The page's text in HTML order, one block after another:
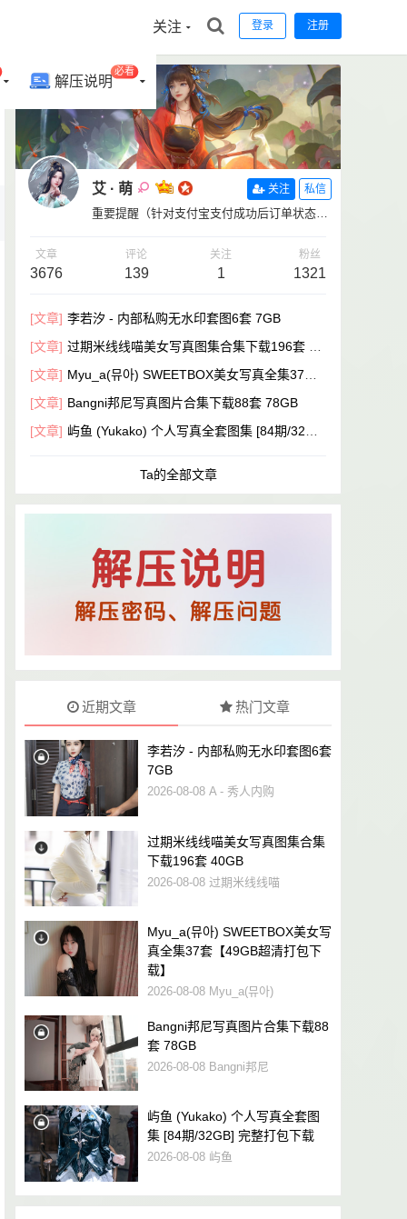
登录 注册
关注
解压说明
必看
艾 · 萌 关注 私信
重要提醒（针对支付宝支付成功后订单状态没
oeart.com/zhi-fu-bao-bu-dan/】
文章
3676
评论
139
关注
1
粉丝
1321
[文章] 李若汐 - 内部私购无水印套图6套 7GB
[文章] 过期米线线喵美女写真图集合集下载196套 40
GB
[文章] Myu_a(뮤아) SWEETBOX美女写真全集37套
【49GB超清打包下载】
[文章] Bangni邦尼写真图片合集下载88套 78GB
[文章] 屿鱼 (Yukako) 个人写真全套图集 [84期/32G
Ta的全部文章
近期文章 热门文章
李若汐 - 内部私购无水印套图6套
7GB
2026-08-08 A - 秀人内购
过期米线线喵美女写真图集合集
下载196套 40GB
2026-08-08 过期米线线喵
Myu_a(뮤아) SWEETBOX美女写
真全集37套【49GB超清打包下
载】
2026-08-08 Myu_a(뮤아)
Bangni邦尼写真图片合集下载88
套 78GB
2026-08-08 Bangni邦尼
屿鱼 (Yukako) 个人写真全套图
集 [84期/32GB] 完整打包下载
2026-08-08 屿鱼